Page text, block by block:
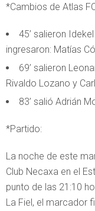
*Cambios de Atlas
45’ salieron
ingresaron: Matías
69’ salieron
Rivaldo Lozano y
83’ salió Adrián
*Partido:
La noche de este
Club Necaxa en el
punto de las 21:10
La Fiel, el marcador